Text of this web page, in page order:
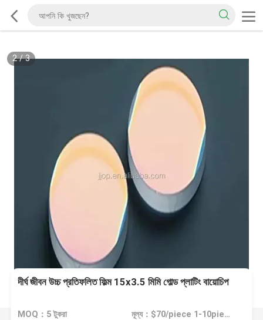
2/3
দীর্ঘ জীবন উচ্চ প্রতিফলিত ফিল্ম 15x3.5 মিমি গোল্ড প্লাটিং বায়োচিপ
MOQ：5 টুকরা মূল্য：$70/piece 1-10pieces; $65/piece 11-50pieces; $60/piece >=51pieces